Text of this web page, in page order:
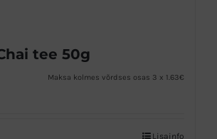
tee 50g
Maksa kolmes võrdses osas 3 x 1.63€
Lisainfo